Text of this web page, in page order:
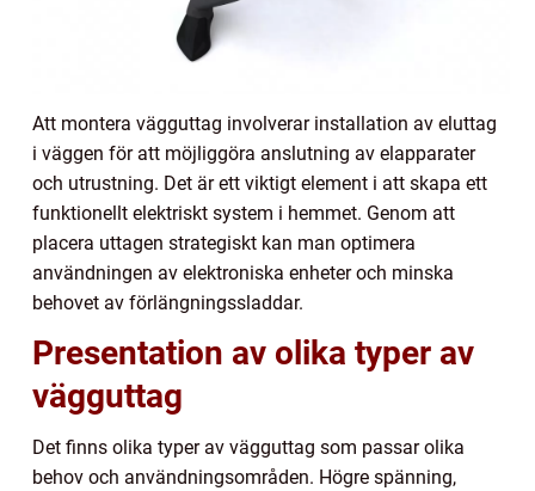
Att montera vägguttag involverar installation av eluttag
i väggen för att möjliggöra anslutning av elapparater
och utrustning. Det är ett viktigt element i att skapa ett
funktionellt elektriskt system i hemmet. Genom att
placera uttagen strategiskt kan man optimera
användningen av elektroniska enheter och minska
behovet av förlängningssladdar.
Presentation av olika typer av
vägguttag
Det finns olika typer av vägguttag som passar olika
behov och användningsområden. Högre spänning,